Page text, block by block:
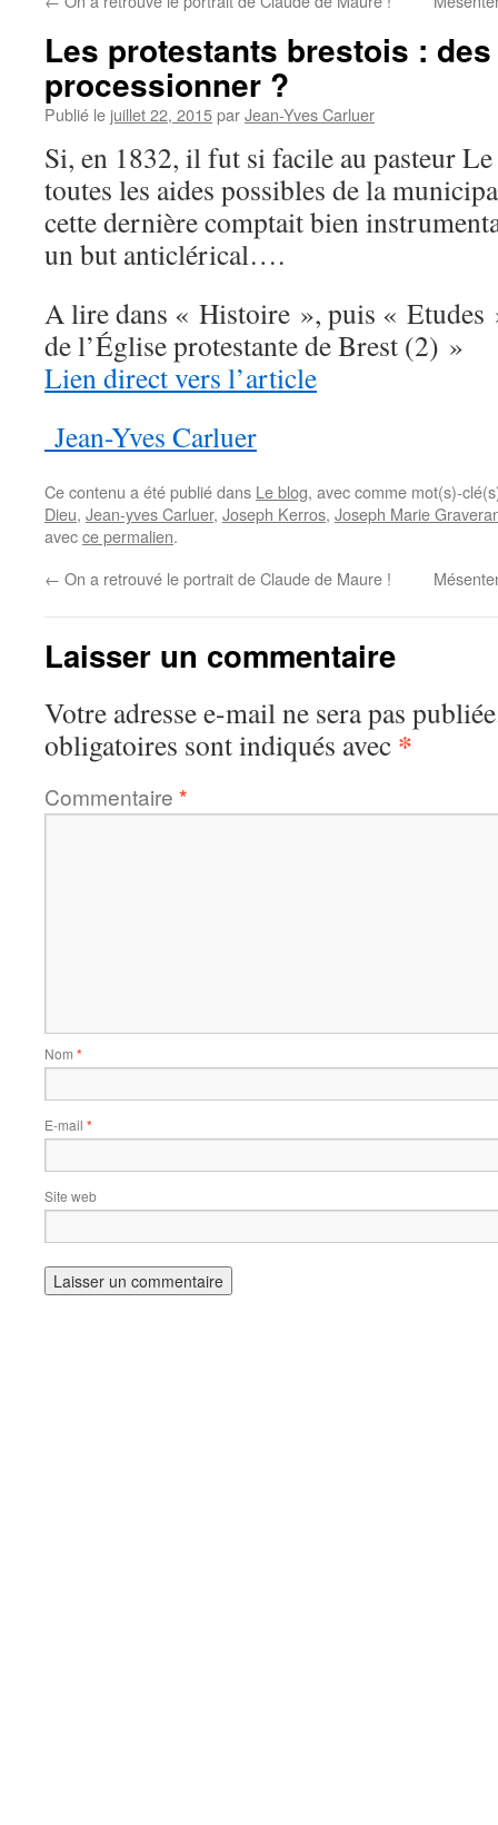
Les protestants brestois :
processionner ?
Publié le juillet 22, 2015parJean-Yves Carluer
Si, en 1832, il fut si facile au pasteur
toutes les aides possibles de la
cette dernière comptait bien
un but anticlérical….
A lire dans « Histoire », puis « Etudes
de l’Église protestante de Brest (2) »
Lien direct vers l’article
Jean-Yves Carluer
Ce contenu a été publié dans Le blog, avec comme mot(s)-
Dieu, Jean-yves Carluer, Joseph Kerros, Joseph Marie
avecce permalien.
← On a retrouvé le portrait de Claude de Maure !
Laisser un commentaire
Votre adresse e-mail ne sera pas
obligatoires sont indiqués avec *
Commentaire *
Nom *
E-mail *
Site web